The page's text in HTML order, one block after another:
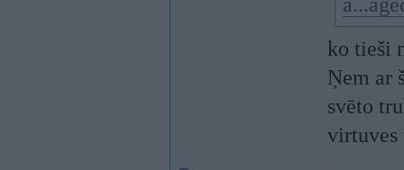
ko tieši
Ņem ar
svēto
virtuves